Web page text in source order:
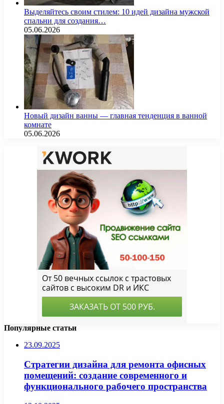
Выделяйтесь своим стилем: 10 идей дизайна мужской
спальни для создания…
05.06.2026
Новый дизайн ванны — главная тенденция в ванной
комнате
05.06.2026
Популярные статьи
23.09.2025
Стратегии дизайна для ремонта офисных
помещений: создание современного и
функционального рабочего пространства